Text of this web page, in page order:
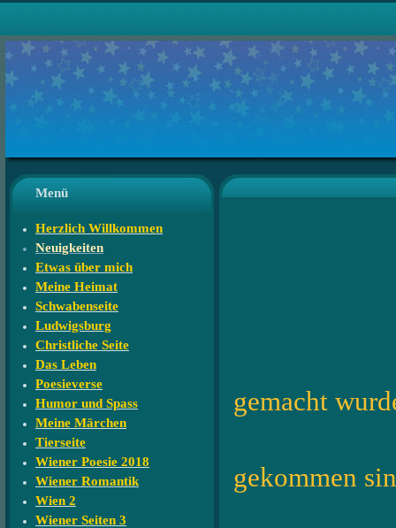
Menü
Herzlich Willkommen
Neuigkeiten
Etwas über mich
Meine Heimat
Schwabenseite
Ludwigsburg
Christliche Seite
Das Leben
Poesieverse
Humor und Spass
Meine Märchen
Tierseite
Wiener Poesie 2018
Wiener Romantik
Wien 2
Wiener Seiten 3
gemacht
gekommen